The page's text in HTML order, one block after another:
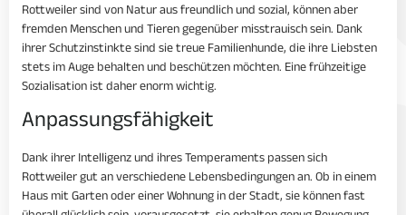
Rottweiler sind von Natur aus freundlich und sozial, können aber
fremden Menschen und Tieren gegenüber misstrauisch sein. Dank
ihrer Schutzinstinkte sind sie treue Familienhunde, die ihre Liebsten
stets im Auge behalten und beschützen möchten. Eine frühzeitige
Sozialisation ist daher enorm wichtig.
Anpassungsfähigkeit
Dank ihrer Intelligenz und ihres Temperaments passen sich
Rottweiler gut an verschiedene Lebensbedingungen an. Ob in einem
Haus mit Garten oder einer Wohnung in der Stadt, sie können fast